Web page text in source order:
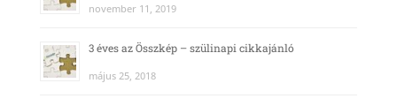
november 11, 2019
3 éves az Összkép – szülinapi cikkajánló
május 25, 2018